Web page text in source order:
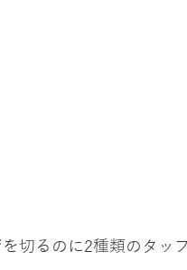
切るのに2種類のタッ